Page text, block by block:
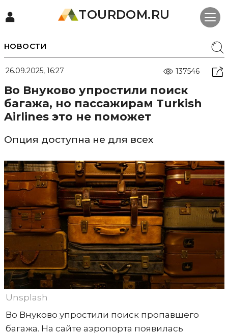
TOURDOM.RU
НОВОСТИ
26.09.2025, 16:27 137546
Во Внуково упростили поиск
багажа, но пассажирам Turkish
Airlines это не поможет
Опция доступна не для всех
Unsplash
Во Внуково упростили поиск пропавшего
багажа. На сайте аэропорта появилась